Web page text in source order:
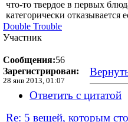
что-то твердое в первых
категорически отказывается
Double Trouble
Участник
Сообщения:56
Зарегистрирован:
28 янв 2013, 01:07
Ответить с цитатой
Re: 5 вещей, которым